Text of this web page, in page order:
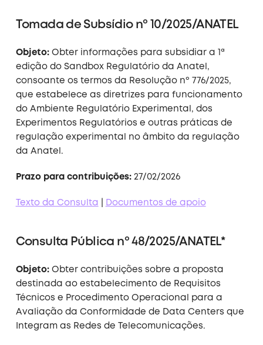
Tomada de Subsídio nº 10/2025/ANATEL
Objeto:Obter informações para subsidiar a 1ª
edição do Sandbox Regulatório da Anatel,
consoante os termos da Resolução nº 776/2025,
que estabelece as diretrizes para funcionamento
do Ambiente Regulatório Experimental, dos
Experimentos Regulatórios e outras práticas de
regulação experimental no âmbito da regulação
da Anatel.
Prazo para contribuições:27/02/2026
Texto da Consulta Documentos de apoio
Consulta Pública nº 48/2025/ANATEL*
Objeto:Obter contribuições sobre a proposta
destinada ao estabelecimento de Requisitos
Técnicos e Procedimento Operacional para a
Avaliação da Conformidade de Data Centers que
Integram as Redes de Telecomunicações.